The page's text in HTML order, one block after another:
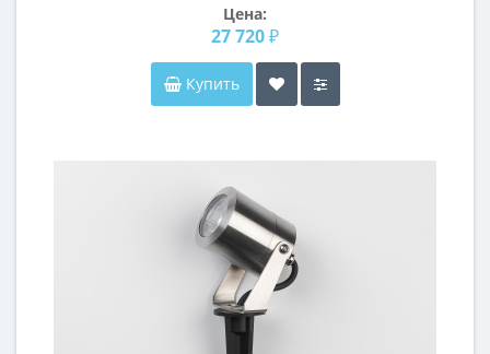
Цена:
27 720 ₽
Купить